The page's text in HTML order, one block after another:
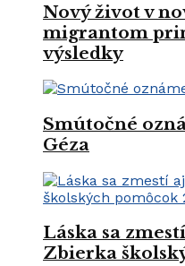
Nový život v
migrantom
výsledky
Smútočné
Géza
Láska sa
Zbierka